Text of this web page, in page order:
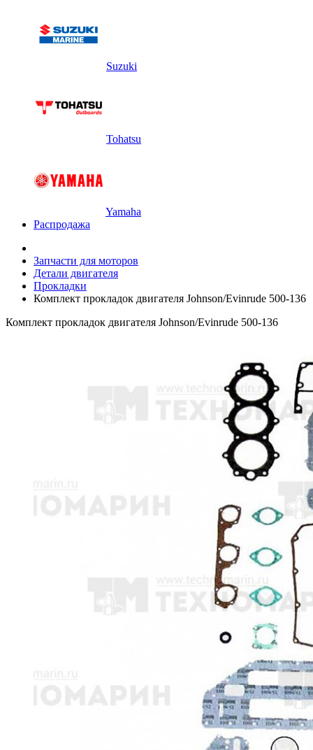
Suzuki
Tohatsu
Yamaha
Распродажа
Запчасти для моторов
Детали двигателя
Прокладки
Комплект прокладок двигателя Johnson/Evinrude 500-136
Комплект прокладок двигателя Johnson/Evinrude 500-136